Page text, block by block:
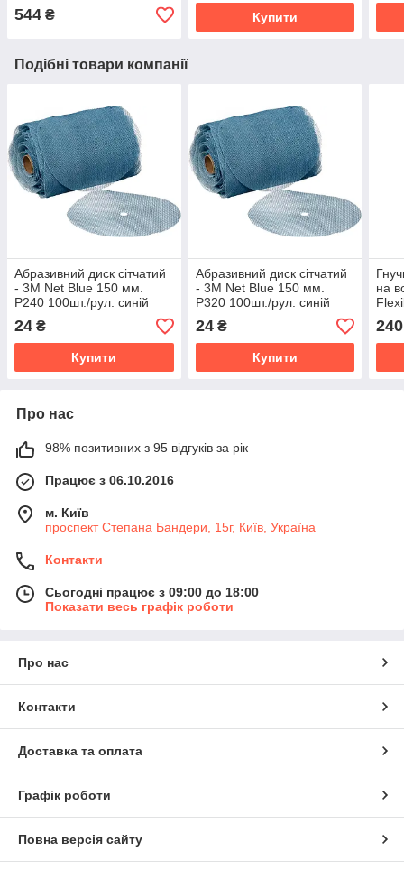
544 ₴ Купити
Подібні товари компанії
Абразивний диск сітчатий
- 3M Net Blue 150 мм.
Р240 100шт./рул. синій
24 ₴
Купити
Абразивний диск сітчатий
- 3M Net Blue 150 мм.
Р320 100шт./рул. синій
24₴
Купити
на
240
Про нас
98% позитивних з 95 відгуків за рік
Працює з 06.10.2016
м. Київ
проспект Степана Бандери, 15г, Київ, Україна
Контакти
Сьогодні працює з 09:00 до 18:00
Показати весь графік роботи
Про нас
Контакти
Доставка та оплата
Графік роботи
Повна версія сайту